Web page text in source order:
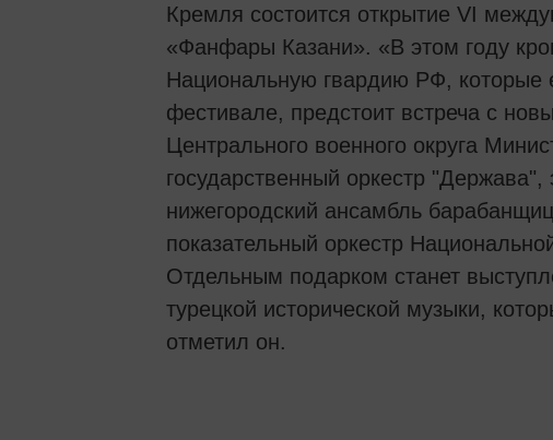
Кремля состоится открытие VI
«Фанфары Казани». «В этом году
Национальную гвардию РФ, которые
фестивале, предстоит встреча с
Центрального военного округа
государственный оркестр
нижегородский ансамбль
показательный оркестр
Отдельным подарком станет
турецкой исторической музыки,
отметил он.